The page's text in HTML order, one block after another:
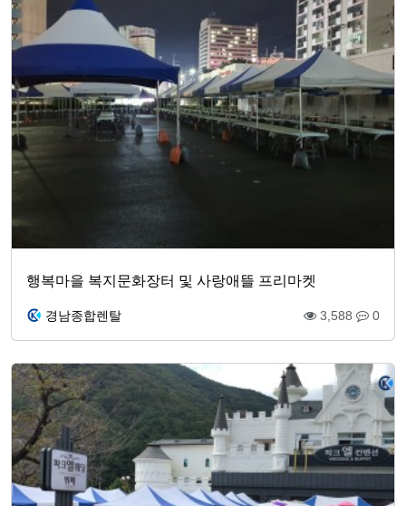
행복마을 복지문화장터 및 사랑애뜰 프리마켓
경남종합렌탈 3,588 0